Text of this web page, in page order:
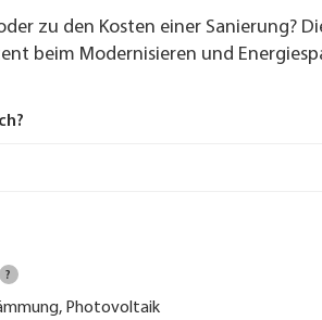
zu den Kosten einer Sanierung?
beim Modernisieren und
?
Photovoltaik